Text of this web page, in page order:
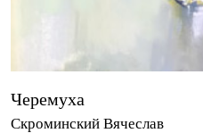
Черемуха
Скроминский Вячеслав